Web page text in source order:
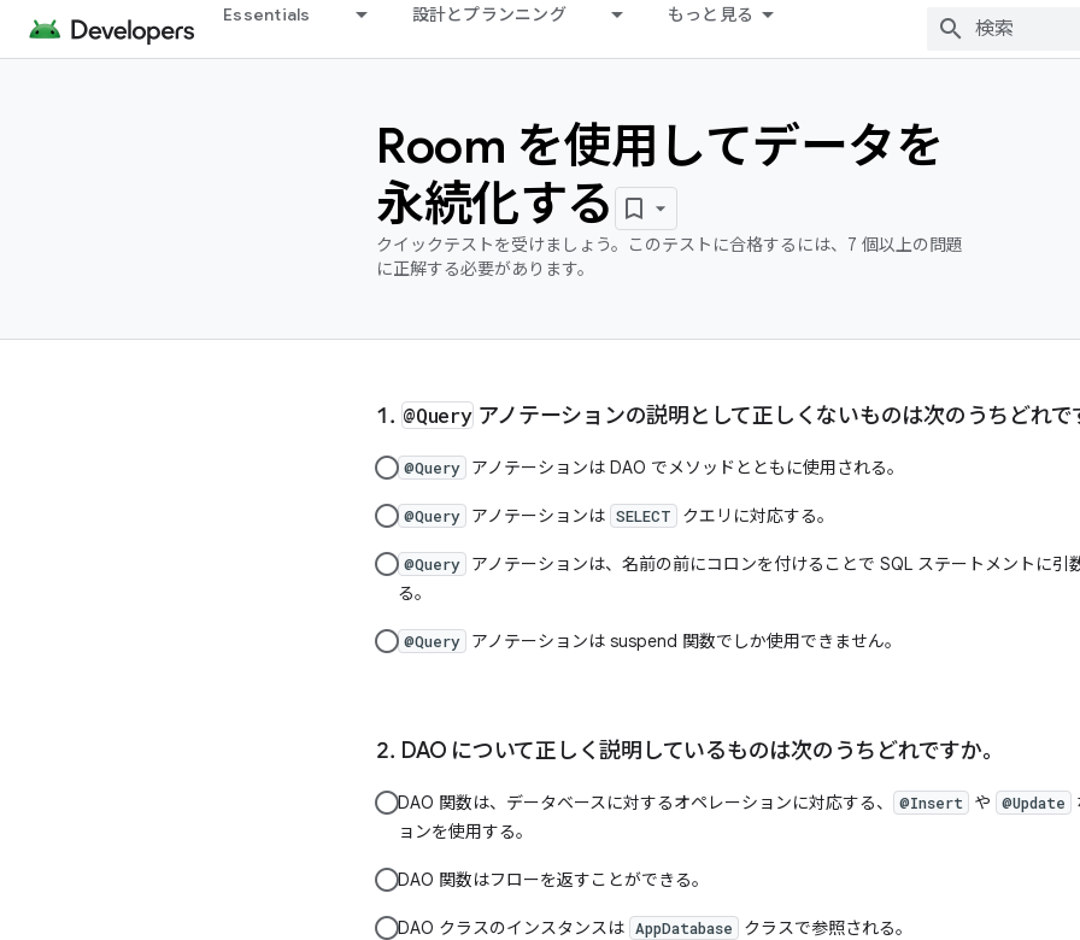
Essentials 設計とプランニング もっと見る
Room を使用してデータを
永続化する
クイックテストを受けましょう。このテストに合格するには、7 個以上の問題
に正解する必要があります。
@Query アノテーションの説明として正しくないものは次のうちどれで
@Query アノテーションは DAO でメソッドとともに使用される。
@Query アノテーションは SELECT クエリに対応する。
@Query
アノテーションは、名前の前にコロンを付けることで SQL ステートメントに引
る。
@Query アノテーションは suspend 関数でしか使用できません。
DAO について正しく説明しているものは次のうちどれですか。
DAO 関数は、データベースに対するオペレーションに対応する、 @Insert や @Update
ョンを使用する。
DAO 関数はフローを返すことができる。
DAO クラスのインスタンスは AppDatabase クラスで参照される。